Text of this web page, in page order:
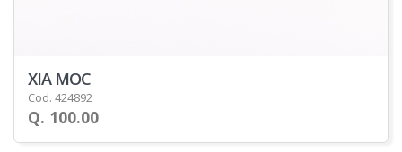
XIA MOC
Cod. 424892
Q. 100.00